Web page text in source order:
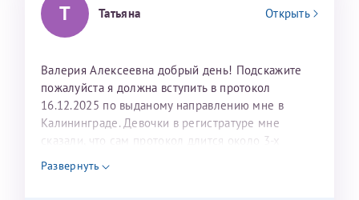
26 июля 2026
Т Татьяна Открыть
Валерия Алексеевна добрый день! Подскажите
пожалуйста я должна вступить в протокол
16.12.2025 по выданому направлению мне в
Калининграде. Девочки в регистратуре мне
сказали, что сам протокол длится около 3-х
недель и 3 недели я должна находится в Питере.
Можно мне новый год провести в Калининграде и
Развернуть